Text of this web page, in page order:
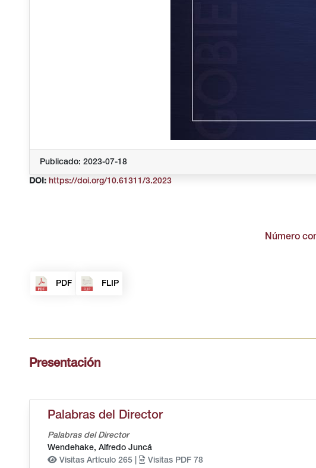
Publicado: 2023-07-18
DOI: https://doi.org/10.61311/3.2023
Número
PDF FLIP
Presentación
Palabras del Director
Palabras del Director
Wendehake, Alfredo Juncá
Visitas Artículo 265 |
Visitas PDF 78